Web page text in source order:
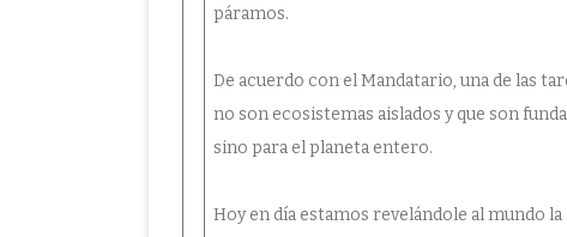
páramos.
De acuerdo con el Mandatario, una de las
no son ecosistemas aislados y que son
sino para el planeta entero.
Hoy en día estamos revelándole al mundo